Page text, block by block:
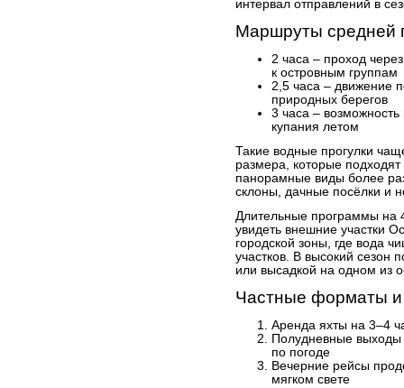
интервал отправлений в
Маршруты средней
2 часа – проход
к островным группам
2,5 часа – движение
природных берегов
3 часа – возможность
купания летом
Такие водные прогулки
размера, которые подходят
панорамные виды более
склоны, дачные посёлки и
Длительные программы на
увидеть внешние участки
городской зоны, где вода
участков. В высокий сезон
или высадкой на одном из
Частные форматы
Аренда яхты на 3–4
Полудневные выходы
по погоде
Вечерние рейсы
мягком свете